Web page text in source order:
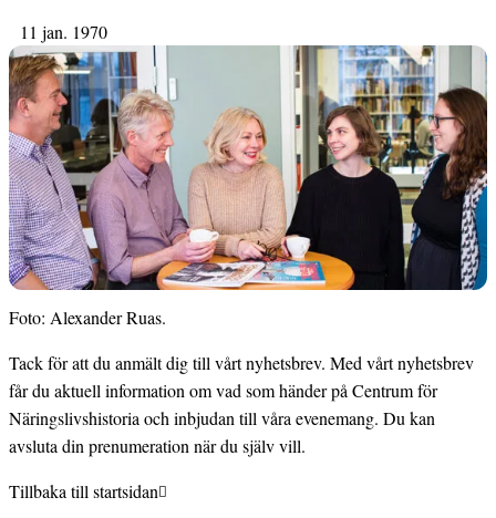
11 jan. 1970
Foto: Alexander Ruas.
Tack för att du anmält dig till vårt nyhetsbrev. Med vårt nyhetsbrev
får du aktuell information om vad som händer på Centrum för
Näringslivshistoria och inbjudan till våra evenemang. Du kan
avsluta din prenumeration när du själv vill.
Tillbaka till startsidan